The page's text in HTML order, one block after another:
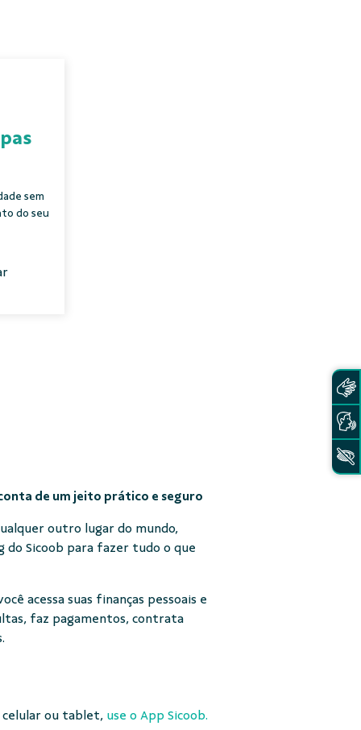
sem
do seu
de um jeito prático e seguro
outro lugar do mundo,
Sicoob para fazer tudo o que
acessa suas finanças pessoais e
faz pagamentos, contrata
celular ou tablet, use o App Sicoob.